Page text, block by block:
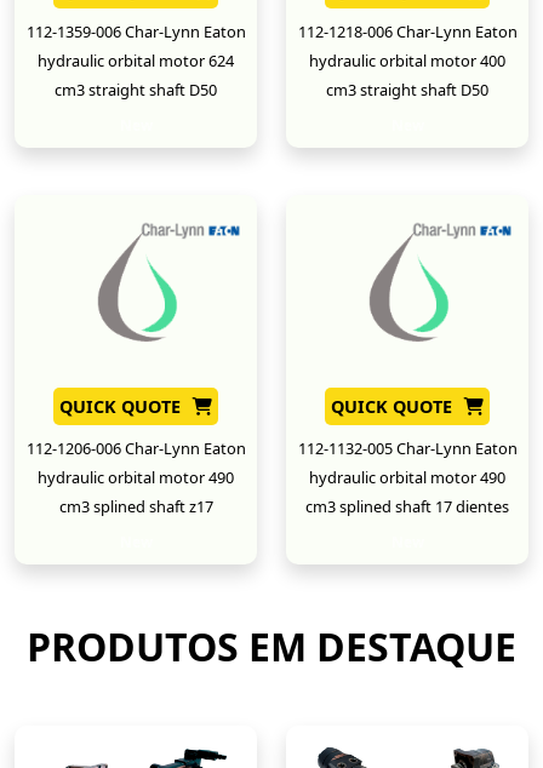
112-1359-006 Char-Lynn Eaton
hydraulic orbital motor 624
cm3 straight shaft D50
112-1218-006 Char-Lynn Eaton
hydraulic orbital motor 400
cm3 straight shaft D50
QUICK QUOTE
112-1206-006 Char-Lynn Eaton
hydraulic orbital motor 490
cm3 splined shaft z17
QUICK QUOTE
112-1132-005 Char-Lynn Eaton
hydraulic orbital motor 490
cm3 splined shaft 17 dientes
PRODUTOS EM DESTAQUE